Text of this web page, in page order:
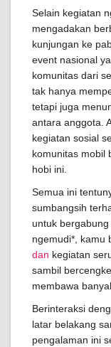
Selain kegiatan
mengadakan
kunjungan ke
event nasional
komunitas dari
tak hanya
tetapi juga
antara anggota.
kegiatan sosial
komunitas mobil
hobi ini.
Semua ini
sumbangsih
untuk
ngemudi*, kamu
dan kegiatan
sambil
membawa
Berinteraksi
latar belakang
pengalaman ini